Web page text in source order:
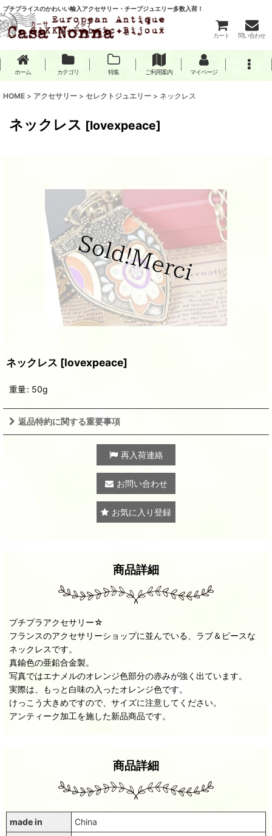
プチプライスのかわいい輸入アクセサリー・チープジュエリー多数入荷！
カート 問い合わせ
ホーム カテゴリ 特集 ご利用案内 マイページ
HOME > アクセサリー > セレクトジュエリー > ネックレス
ネックレス [lovexpeace]
ネックレス [lovexpeace]
重量: 50g
返品特約に関する重要事項
再入荷連絡
お問い合わせ
お気に入り登録
商品詳細
プチプラアクセサリー☆
フランスのアクセサリーショップに並んでいる、ラブ＆ピースな
ネックレスです。
真鍮色の亜鉛合金製。
写真ではエナメルのオレンジ色部分の赤みが強く出ています。
実際は、もっと白味の入ったオレンジ色です。
けっこう大きめですので、サイズに注意してください。
アンティーク加工を施した新品商品です。
商品詳細
made in China